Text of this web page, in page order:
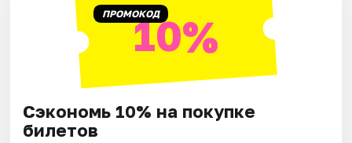
ПРОМОКОД10%
Сэкономь 10% на покупке
билетов